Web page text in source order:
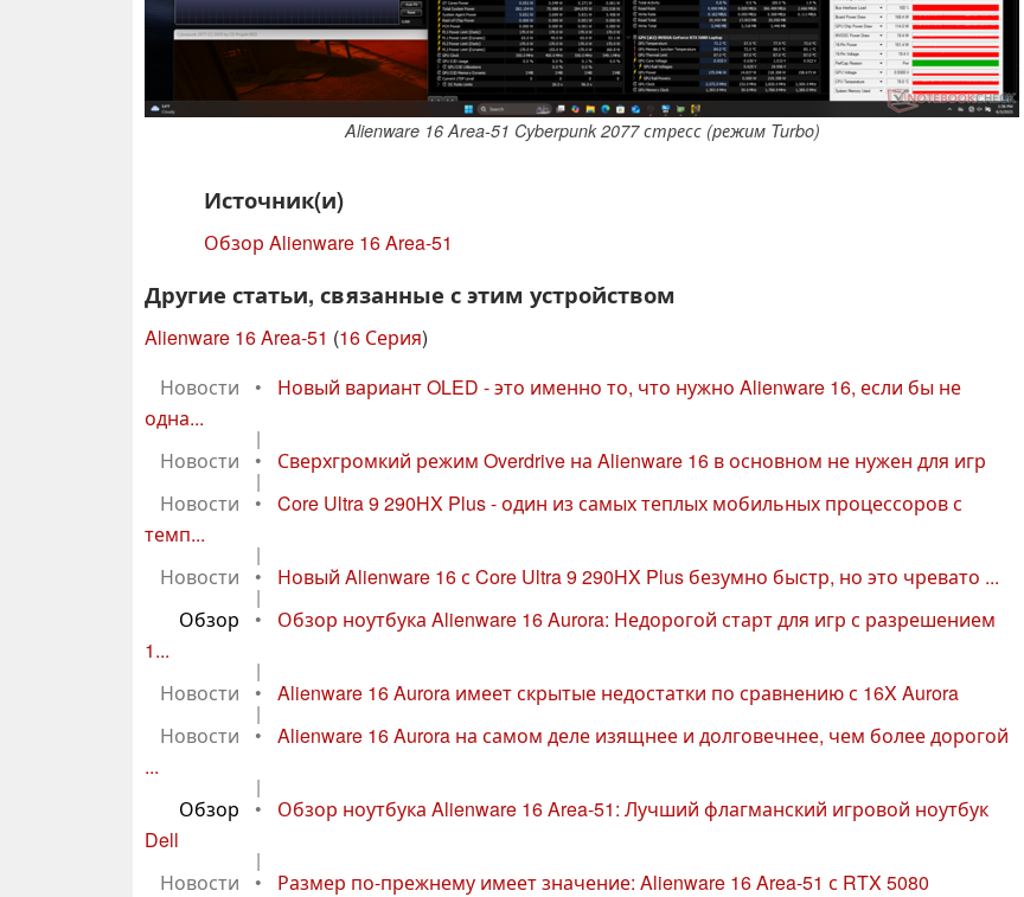
Alienware 16 Area-51 Cyberpunk 2077 стресс (режим Turbo)
Источник(и)
Обзор Alienware 16 Area-51
Другие статьи, связанные с этим устройством
Alienware 16 Area-51 (16 Серия)
Новости
•
Новый вариант OLED - это именно то, что нужно Alienware 16, если бы не
одна...
|
Новости
• Сверхгромкий режим Overdrive на Alienware 16 в основном не нужен для игр
|
Новости
•
Core Ultra 9 290HX Plus - один из самых теплых мобильных процессоров с
темп...
|
Новости
• Новый Alienware 16 с Core Ultra 9 290HX Plus безумно быстр, но это чревато ...
|
Обзор
•
Обзор ноутбука Alienware 16 Aurora: Недорогой старт для игр с разрешением
1...
|
Новости
• Alienware 16 Aurora имеет скрытые недостатки по сравнению с 16X Aurora
|
Новости
•
Alienware 16 Aurora на самом деле изящнее и долговечнее, чем более дорогой
...
|
Обзор
•
Обзор ноутбука Alienware 16 Area-51: Лучший флагманский игровой ноутбук
Dell
|
Новости
•
Размер по-прежнему имеет значение: Alienware 16 Area-51 с RTX 5080